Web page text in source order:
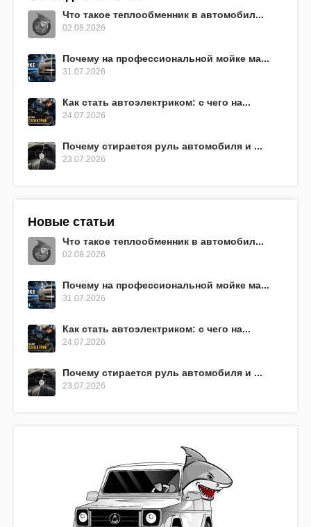
Что такое теплообменник в автомобил...
02.08.2026
Почему на профессиональной мойке ма...
31.07.2026
Как стать автоэлектриком: с чего на...
24.07.2026
Почему стирается руль автомобиля и ...
23.07.2026
Новые статьи
Что такое теплообменник в автомобил...
02.08.2026
Почему на профессиональной мойке ма...
31.07.2026
Как стать автоэлектриком: с чего на...
24.07.2026
Почему стирается руль автомобиля и ...
23.07.2026